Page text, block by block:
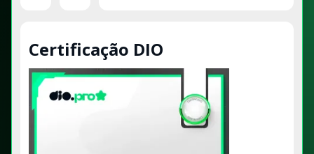
Certificação DIO